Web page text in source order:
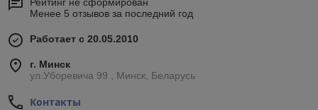
Рейтинг не сформирован
Менее 5 отзывов за последний год
Работает с 20.05.2010
г. Минск
ул.Уборевича 99 , Минск, Беларусь
Контакты